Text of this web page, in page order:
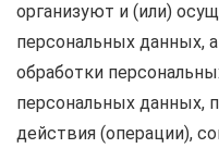
организуют и (или)
персональных данных,
обработки
персональных данных,
действия (операции),